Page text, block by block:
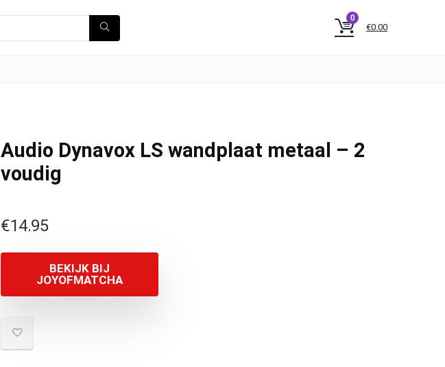
0
€0.00
Audio Dynavox LS wandplaat metaal – 2
voudig
€14.95
BEKIJK BIJ
JOYOFMATCHA